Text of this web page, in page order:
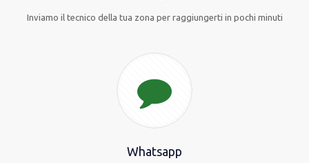
Inviamo il tecnico della tua zona per raggiungerti in pochi minuti
Whatsapp